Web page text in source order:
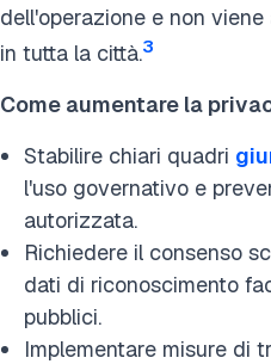
dell'operazione e non
in tutta la città.3
Come aumentare la
Stabilire chiari quadri
l'uso governativo e
autorizzata.
Richiedere il consenso
dati di riconoscimento
pubblici.
Implementare misure di